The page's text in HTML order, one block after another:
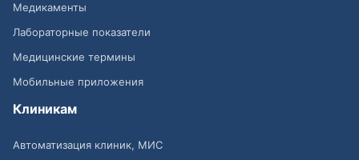
Медикаменты
Лабораторные показатели
Медицинские термины
Мобильные приложения
Клиникам
Автоматизация клиник, МИС